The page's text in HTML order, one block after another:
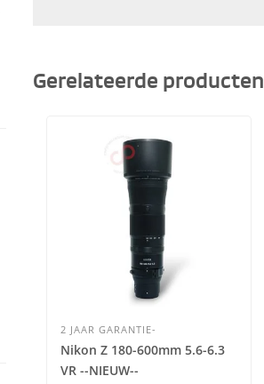
Gerelateerde producten
2 JAAR GARANTIE-
Nikon Z 180-600mm 5.6-6.3
VR --NIEUW--